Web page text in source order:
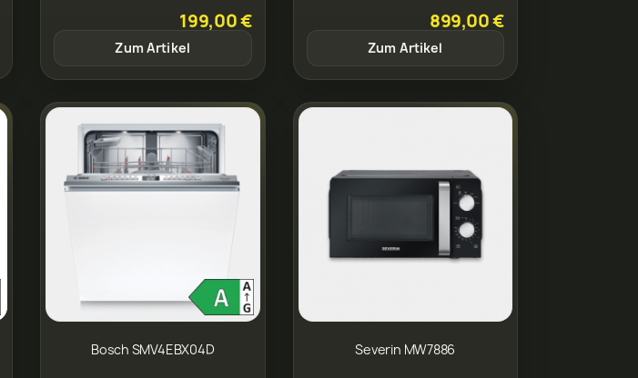
199,00 €
Zum Artikel
899,00 €
Zum Artikel
Bosch SMV4EBX04D Severin MW7886